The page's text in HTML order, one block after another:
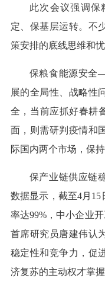
此次会议强调保
定、保基层运转。不
策安排的底线思维和忧
保粮食能源安全
展的全局性、战略性
全，当前应抓好春耕
面，则需研判疫情和
际国内两个市场，保持
保产业链供应链
数据显示，截至4月
率达99%，中小企业
首席研究员唐建伟认
稳定性和竞争力，促
济复苏的主动权才掌握